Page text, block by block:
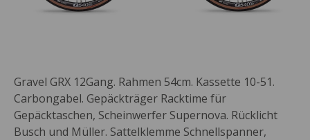
Gravel GRX 12Gang. Rahmen 54cm. Kassette 10-51.
Carbongabel. Gepäckträger Racktime für
Gepäcktaschen, Scheinwerfer Supernova. Rücklicht
Busch und Müller. Sattelklemme Schnellspanner,